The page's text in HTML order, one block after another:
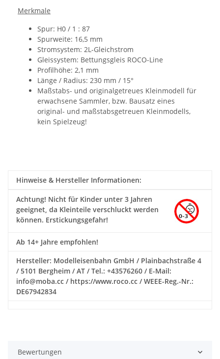
Merkmale
Spur: H0 / 1 : 87
Spurweite: 16,5 mm
Stromsystem: 2L-Gleichstrom
Gleissystem: Bettungsgleis ROCO-Line
Profilhöhe: 2,1 mm
Länge / Radius: 230 mm / 15°
Maßstabs- und originalgetreues Kleinmodell für
erwachsene Sammler, bzw. Bausatz eines
original- und maßstabsgetreuen Kleinmodells,
kein Spielzeug!
Hinweise & Hersteller Informationen:
Achtung! Nicht für Kinder unter 3 Jahren
geeignet, da Kleinteile verschluckt werden
können. Erstickungsgefahr!
Ab 14+ Jahre empfohlen!
Hersteller: Modelleisenbahn GmbH / Plainbachstraße 4
/ 5101 Bergheim / AT / Tel.: +43576260 / E-Mail:
info@moba.cc / https://www.roco.cc / WEEE-Reg.-Nr.:
DE67942834
Bewertungen